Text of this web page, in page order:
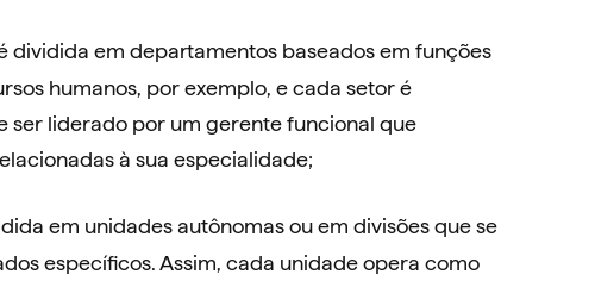
dividida em departamentos baseados em funções
humanos, por exemplo, e cada setor é
ser liderado por um gerente funcional que
à sua especialidade;
em unidades autônomas ou em divisões que se
específicos. Assim, cada unidade opera como